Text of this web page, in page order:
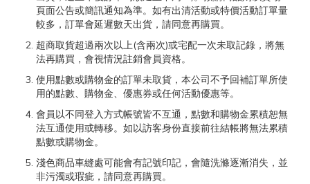
頁面公告或簡訊通知為準。如有出清活動或特價活動訂單量
較多，訂單會延遲數天出貨，請同意再購買。
超商取貨超過兩次以上(含兩次)或宅配一次未取記錄，將無
法再購買，會視情況註銷會員資格。
使用點數或購物金的訂單未取貨，本公司不予回補訂單所使
用的點數、購物金、優惠券或任何活動優惠等。
會員以不同登入方式帳號皆不互通，點數和購物金累積恕無
法互通使用或轉移。如以訪客身份直接前往結帳將無法累積
點數或購物金。
淺色商品車縫處可能會有記號印記，會隨洗滌逐漸消失，並
非污濁或瑕疵，請同意再購買。